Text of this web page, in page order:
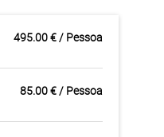
495.00 € / Pessoa
85.00 € / Pessoa